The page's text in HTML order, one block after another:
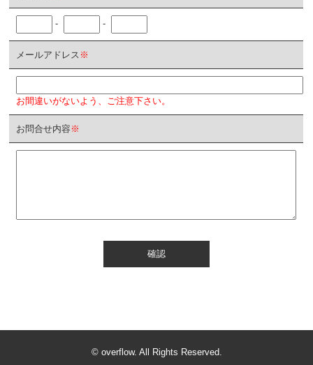
- -
メールアドレス ※
お間違いがないよう、ご注意下さい。
お問合せ内容 ※
確認
© overflow. All Rights Reserved.